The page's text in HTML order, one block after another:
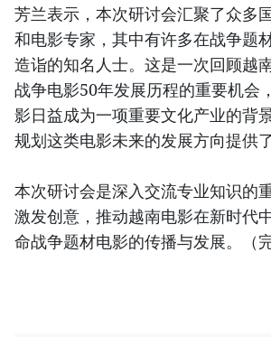
芳兰表示，本次研讨会汇聚了众多
和电影专家，其中有许多在战争题
造诣的知名人士。这是一次回顾越
战争电影50年发展历程的重要机会
影日益成为一项重要文化产业的背
规划这类电影未来的发展方向提供了
本次研讨会是深入交流专业知识的
激发创意，推动越南电影在新时代
命战争题材电影的传播与发展。（完